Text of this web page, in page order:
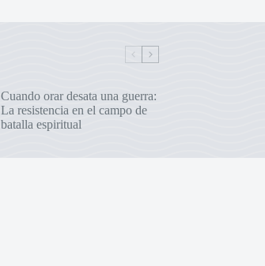
Cuando orar desata una guerra:
La resistencia en el campo de
batalla espiritual